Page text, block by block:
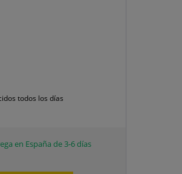
todos los días
en España de 3-6 días